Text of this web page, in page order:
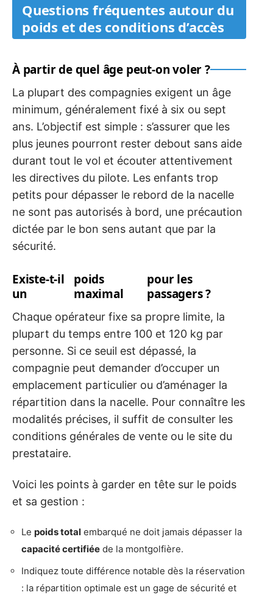
Questions fréquentes autour du
poids et des conditions d’accès
À partir de quel âge peut-on voler ?
La plupart des compagnies exigent un âge
minimum, généralement fixé à six ou sept
ans. L’objectif est simple : s’assurer que les
plus jeunes pourront rester debout sans aide
durant tout le vol et écouter attentivement
les directives du pilote. Les enfants trop
petits pour dépasser le rebord de la nacelle
ne sont pas autorisés à bord, une précaution
dictée par le bon sens autant que par la
sécurité.
Existe-t-il
un
poids
maximal
pour les
passagers ?
Chaque opérateur fixe sa propre limite, la
plupart du temps entre 100 et 120 kg par
personne. Si ce seuil est dépassé, la
compagnie peut demander d’occuper un
emplacement particulier ou d’aménager la
répartition dans la nacelle. Pour connaître les
modalités précises, il suffit de consulter les
conditions générales de vente ou le site du
prestataire.
Voici les points à garder en tête sur le poids
et sa gestion :
Le poids total embarqué ne doit jamais dépasser la
capacité certifiée de la montgolfière.
Indiquez toute différence notable dès la réservation
: la répartition optimale est un gage de sécurité et